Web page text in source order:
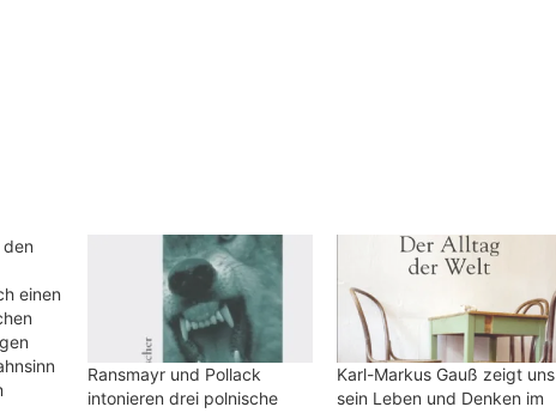
einen
Ransmayr und Pollack
intonieren drei polnische
Karl-Markus Gauß zeigt uns
sein Leben und Denken im